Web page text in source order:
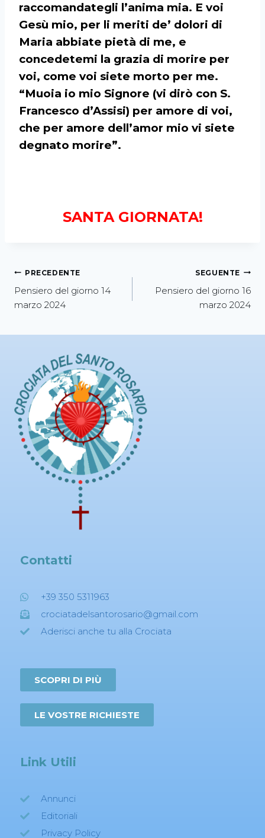
raccomandategli l’anima mia. E voi
Gesù mio, per li meriti de’ dolori di
Maria abbiate pietà di me, e
concedetemi la grazia di morire per
voi, come voi siete morto per me.
“Muoia io mio Signore (vi dirò con S.
Francesco d’Assisi) per amore di voi,
che per amore dell’amor mio vi siete
degnato morire”.
SANTA GIORNATA!
PRECEDENTE
Pensiero del giorno 14
marzo 2024
SEGUENTE
Pensiero del giorno 16
marzo 2024
Contatti
+39 350 5311963
crociatadelsantorosario@gmail.com
Aderisci anche tu alla Crociata
SCOPRI DI PIÙ
LE VOSTRE RICHIESTE
Link Utili
Annunci
Editoriali
Privacy Policy